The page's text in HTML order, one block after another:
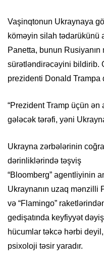
Vaşinqtonun Ukraynaya
köməyin silah tədarükünü
Panetta, bunun
sürətləndirəcəyini bildirib.
prezidenti Donald Trampa
“Prezident Tramp üçün ən
gələcək tərəfi, yəni
Ukrayna zərbələrinin
dərinliklərində təşviş
“Bloomberg” agentliyinin
Ukraynanın uzaq mənzilli
və “Flamingo”
gedişatında keyfiyyət
hücumlar təkcə hərbi
psixoloji təsir yaradır.